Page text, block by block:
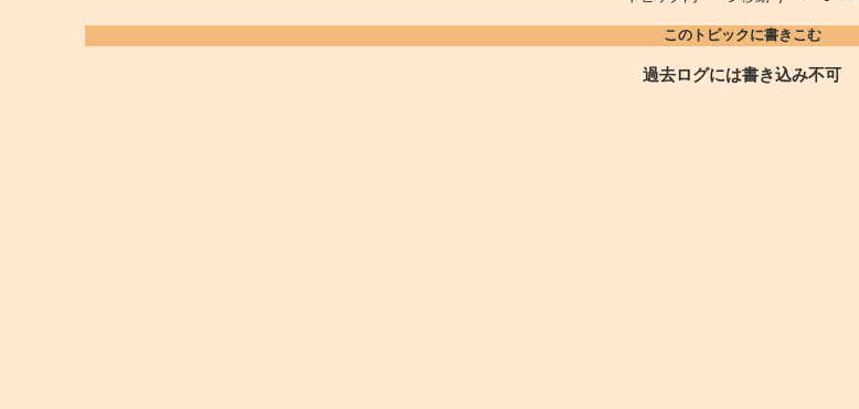
このトピックに書きこむ
過去ログには書き込み不可